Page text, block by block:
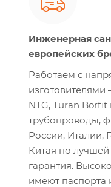
Инженерная
европейских
Работаем с
изготовителями
NTG, Turan
трубопроводы,
России, Италии,
Китая по
гарантия.
имеют паспорта